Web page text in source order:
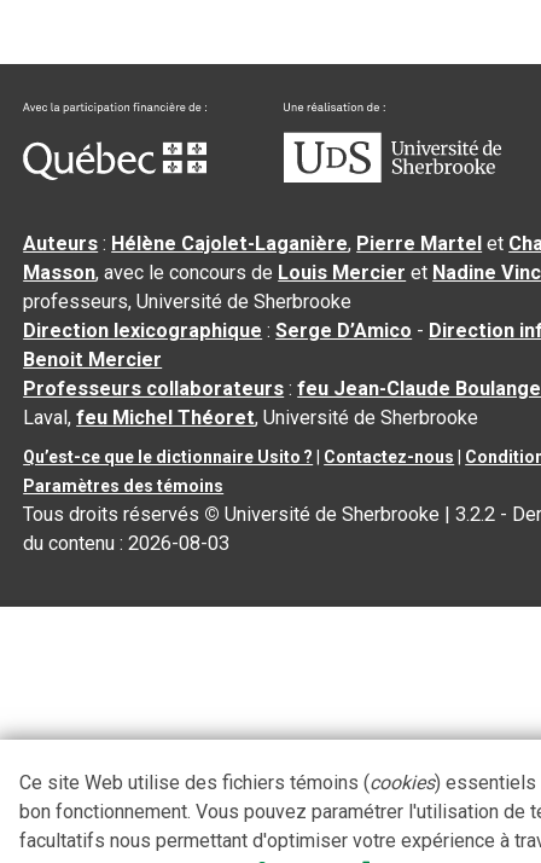
Auteurs : Hélène Cajolet-Laganière, Pierre Martel et
Masson, avec le concours de Louis Mercier et Nadine
professeurs, Université de Sherbrooke
Direction lexicographique :Serge D’Amico - Direction
Benoit Mercier
Professeurs collaborateurs :feu Jean-Claude
Laval,feu Michel Théoret, Université de Sherbrooke
Qu’est-ce que le dictionnaire Usito ? Contactez-nous
Paramètres des témoins
Tous droits réservés © Université de Sherbrooke |3.2.2 -
du contenu :2026-08-03
Ce site Web utilise des fichiers témoins (cookies) essentiels
bon fonctionnement. Vous pouvez paramétrer l'utilisation de
facultatifs nous permettant d'optimiser votre expérience à